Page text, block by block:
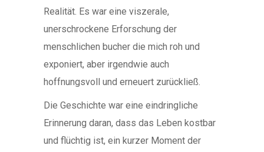
Realität. Es war eine viszerale,
unerschrockene Erforschung der
menschlichen bucher die mich roh und
exponiert, aber irgendwie auch
hoffnungsvoll und erneuert zurückließ.
Die Geschichte war eine eindringliche
Erinnerung daran, dass das Leben kostbar
und flüchtig ist, ein kurzer Moment der